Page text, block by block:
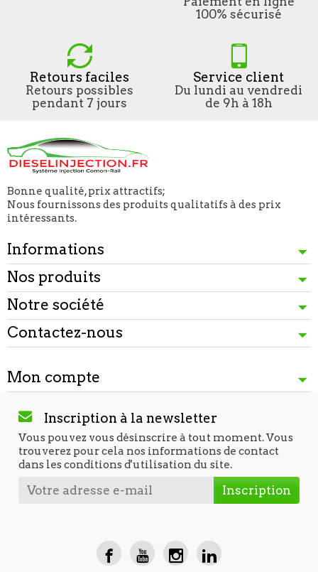
100% sécurisé
Retours faciles
Retours possibles
pendant 7 jours
Service client
Du lundi au vendredi
de 9h à 18h
Bonne qualité, prix attractifs;
Nous fournissons des produits qualitatifs à des prix
intéressants.
Informations
Nos produits
Notre société
Contactez-nous
Mon compte
Inscription à la newsletter
Vous pouvez vous désinscrire à tout moment. Vous
trouverez pour cela nos informations de contact
dans les conditions d'utilisation du site.